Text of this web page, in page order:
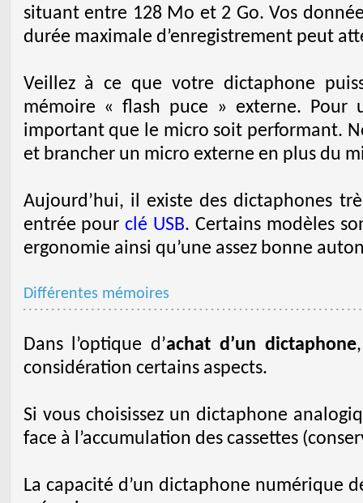
situant entre 128 Mo et 2 Go. Vos
durée maximale d’enregistrement peut
Veillez à ce que votre dictaphone
mémoire « flash puce » externe.
important que le micro soit performant.
et brancher un micro externe en plus du
Aujourd’hui, il existe des dictaphones
entrée pourclé USB. Certains modèles
ergonomie ainsi qu’une assez bonne
Différentes mémoires
Dans l’optique d’achat d’un dictaphone
considération certains aspects.
Si vous choisissez un dictaphone
face à l’accumulation des cassettes
La capacité d’un dictaphone numérique